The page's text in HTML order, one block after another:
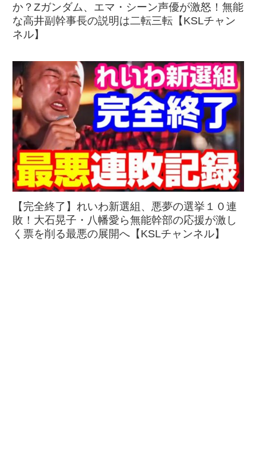
か？Zガンダム、エマ・シーン声優が激怒！無能
な高井副幹事長の説明は二転三転【KSLチャン
ネル】
【完全終了】れいわ新選組、悪夢の選挙１０連
敗！大石晃子・八幡愛ら無能幹部の応援が激し
く票を削る最悪の展開へ【KSLチャンネル】